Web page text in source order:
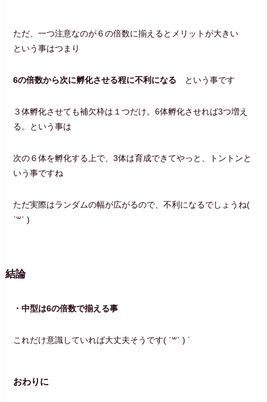
ただ、一つ注意なのが６の倍数に揃えるとメリットが大きい
という事はつまり
6の倍数から次に孵化させる程に不利になる という事です
３体孵化させても補欠枠は１つだけ。6体孵化させれば3つ増え
る。という事は
次の６体を孵化する上で、3体は育成できてやっと、トントンと
いう事ですね
ただ実際はランダムの幅が広がるので、不利になるでしょうね(
ˊ꒳ˋ )
結論
・中型は6の倍数で揃える事
これだけ意識していれば大丈夫そうです( ˊ꒳ˋ ) ᐝ
おわりに